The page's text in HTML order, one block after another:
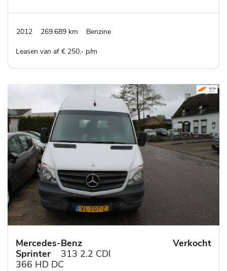
2012 269.689 km Benzine
Leasen van af € 250,- p/m
Mercedes-Benz
Sprinter
313 2.2 CDI
366 HD DC
Verkocht